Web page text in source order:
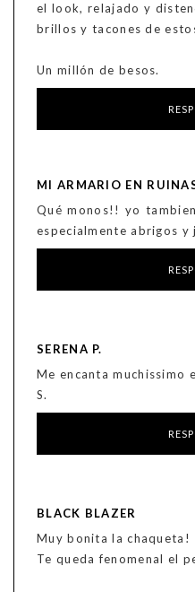
el look, relajado y
brillos y tacones de
Un millón de besos.
MI ARMARIO EN
Qué monos!! yo
especialmente abrigos
SERENA P.
Me encanta muchissimo
S.
BLACK BLAZER
Muy bonita la chaqueta!
Te queda fenomenal el